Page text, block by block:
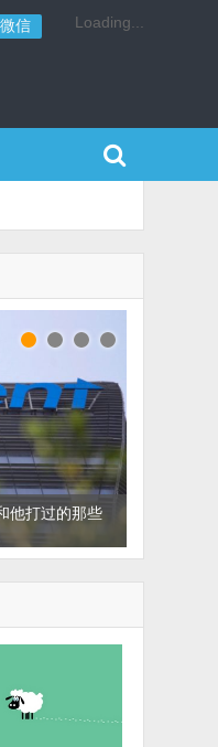
微信 Loading...
他打过的那些